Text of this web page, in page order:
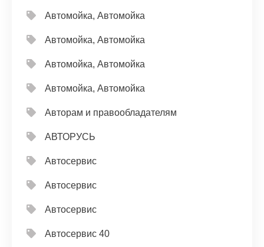
Автомойка, Автомойка
Автомойка, Автомойка
Автомойка, Автомойка
Автомойка, Автомойка
Авторам и правообладателям
АВТОРУСЬ
Автосервис
Автосервис
Автосервис
Автосервис 40